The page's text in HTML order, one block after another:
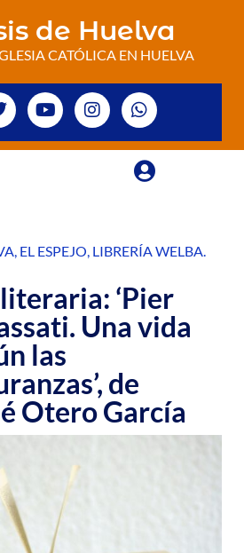
de Huelva
CATÓLICA EN HUELVA
, EL ESPEJO, LIBRERÍA WELBA.
‘Pier
Una vida
las
de
Otero García